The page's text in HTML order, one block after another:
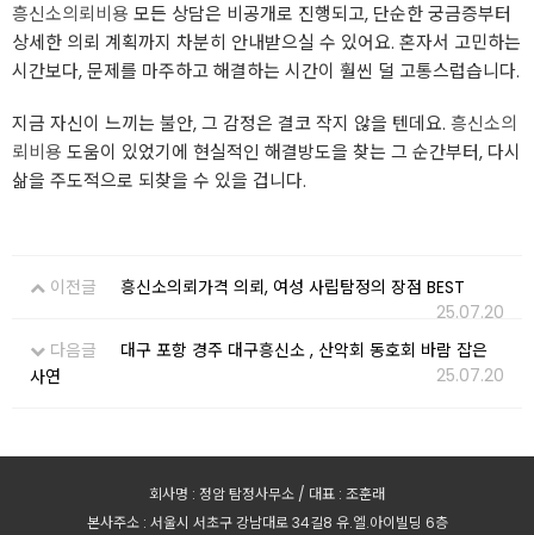
흥신소의뢰비용 모든 상담은 비공개로 진행되고, 단순한 궁금증부터
상세한 의뢰 계획까지 차분히 안내받으실 수 있어요. 혼자서 고민하는
시간보다, 문제를 마주하고 해결하는 시간이 훨씬 덜 고통스럽습니다.
지금 자신이 느끼는 불안, 그 감정은 결코 작지 않을 텐데요. 흥신소의
뢰비용 도움이 있었기에 현실적인 해결방도을 찾는 그 순간부터, 다시
삶을 주도적으로 되찾을 수 있을 겁니다.
이전글
흥신소의뢰가격 의뢰, 여성 사립탐정의 장점 BEST
25.07.20
다음글
대구 포항 경주 대구흥신소 , 산악회 동호회 바람 잡은
사연
25.07.20
회사명 : 정암 탐정사무소 / 대표 : 조훈래
본사주소 : 서울시 서초구 강남대로 34길8 유.엘.아이빌딩 6층